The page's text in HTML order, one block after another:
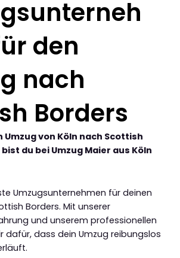
den
nach
Borders
Umzug von Köln nach Scottish
du bei Umzug Maier aus Köln
Umzugsunternehmen für deinen
Borders. Mit unserer
und unserem professionellen
dafür, dass dein Umzug reibungslos